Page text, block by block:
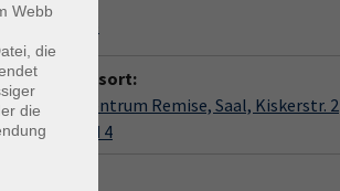
Osterkamp
Bürgerzentrum Remise, Saal, Kiskerstr. 2
1/2, 3 und 4
Webb
die
die